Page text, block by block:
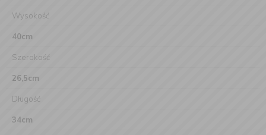
Wysokość
40cm
Szerokość
26,5cm
Długość
34cm